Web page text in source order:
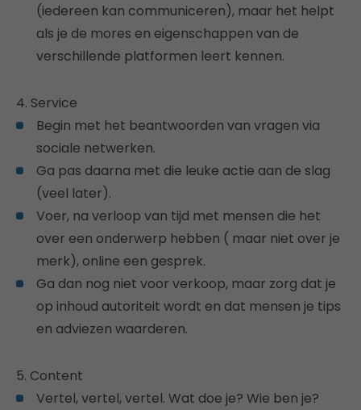
(iedereen kan communiceren), maar het helpt
als je de mores en eigenschappen van de
verschillende platformen leert kennen.
4. Service
Begin met het beantwoorden van vragen via
sociale netwerken.
Ga pas daarna met die leuke actie aan de slag
(veel later).
Voer, na verloop van tijd met mensen die het
over een onderwerp hebben ( maar niet over je
merk), online een gesprek.
Ga dan nog niet voor verkoop, maar zorg dat je
op inhoud autoriteit wordt en dat mensen je tips
en adviezen waarderen.
5. Content
Vertel, vertel, vertel. Wat doe je? Wie ben je?